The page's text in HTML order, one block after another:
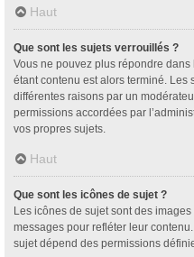
Haut
Que sont les sujets verrouillés ?
Vous ne pouvez plus répondre
étant contenu est alors terminé.
différentes raisons par un
permissions accordées par
vos propres sujets.
Haut
Que sont les icônes de sujet ?
Les icônes de sujet sont des
messages pour refléter leur
sujet dépend des permissions